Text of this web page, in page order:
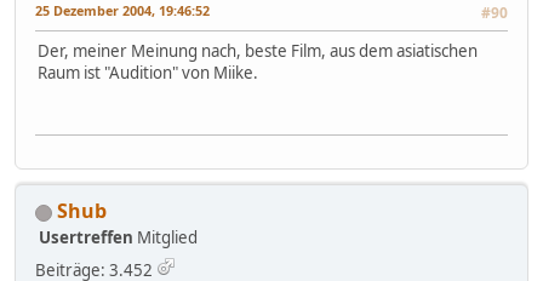
25 Dezember 2004, 19:46:52 #90
Der, meiner Meinung nach, beste Film, aus dem asiatischen
Raum ist "Audition" von Miike.
Shub
Usertreffen Mitglied
Beiträge: 3.452